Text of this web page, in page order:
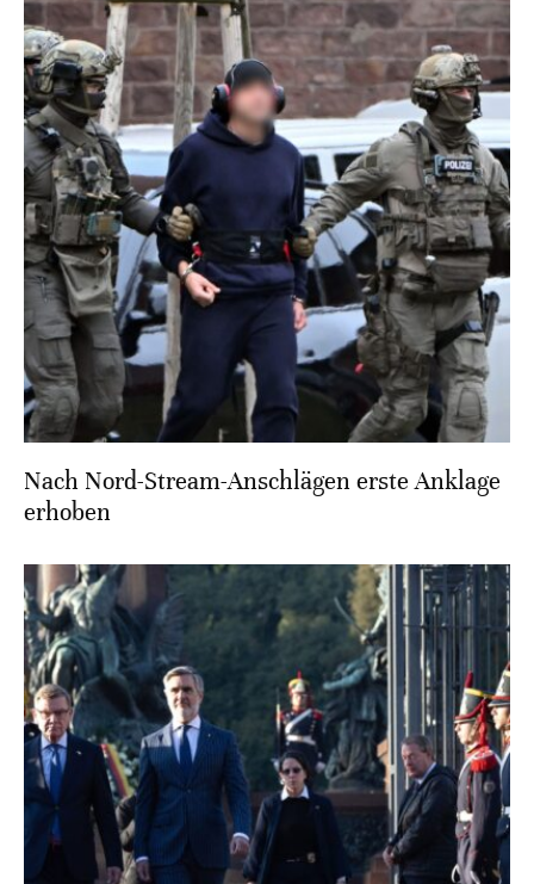
Nach Nord-Stream-Anschlägen erste Anklage
erhoben